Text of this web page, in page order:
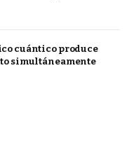
cuántico produce
simultáneamente